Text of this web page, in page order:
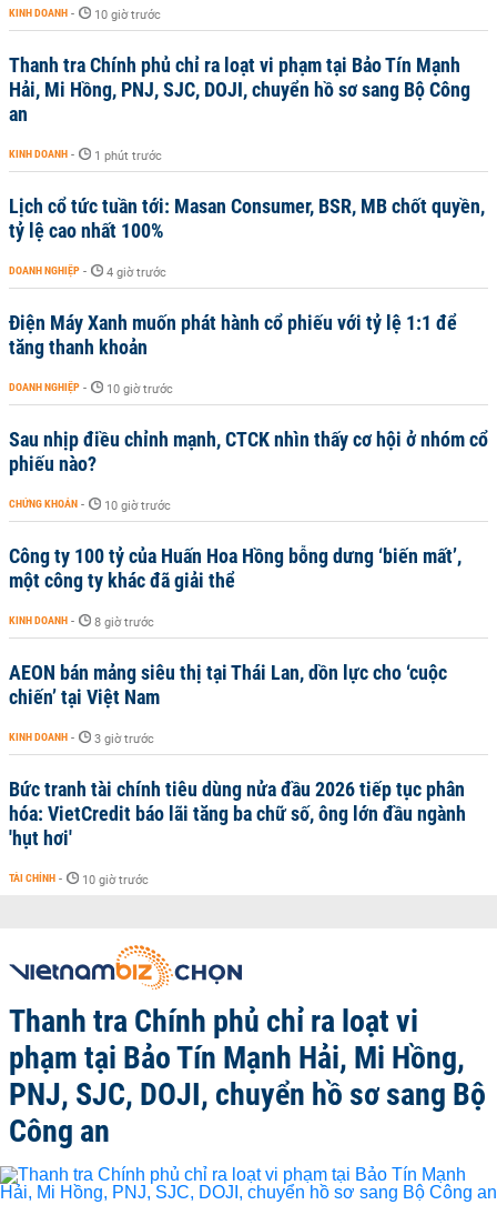
KINH DOANH - 10 giờ trước
Thanh tra Chính phủ chỉ ra loạt vi phạm tại Bảo Tín Mạnh
Hải, Mi Hồng, PNJ, SJC, DOJI, chuyển hồ sơ sang Bộ Công
an
KINH DOANH - 1 phút trước
Lịch cổ tức tuần tới: Masan Consumer, BSR, MB chốt quyền,
tỷ lệ cao nhất 100%
DOANH NGHIỆP - 4 giờ trước
Điện Máy Xanh muốn phát hành cổ phiếu với tỷ lệ 1:1 để
tăng thanh khoản
DOANH NGHIỆP - 10 giờ trước
Sau nhịp điều chỉnh mạnh, CTCK nhìn thấy cơ hội ở nhóm cổ
phiếu nào?
CHỨNG KHOÁN - 10 giờ trước
Công ty 100 tỷ của Huấn Hoa Hồng bỗng dưng ‘biến mất’,
một công ty khác đã giải thể
KINH DOANH - 8 giờ trước
AEON bán mảng siêu thị tại Thái Lan, dồn lực cho ‘cuộc
chiến’ tại Việt Nam
KINH DOANH - 3 giờ trước
Bức tranh tài chính tiêu dùng nửa đầu 2026 tiếp tục phân
hóa: VietCredit báo lãi tăng ba chữ số, ông lớn đầu ngành
'hụt hơi'
TÀI CHÍNH - 10 giờ trước
Thanh tra Chính phủ chỉ ra loạt vi
phạm tại Bảo Tín Mạnh Hải, Mi Hồng,
PNJ, SJC, DOJI, chuyển hồ sơ sang Bộ
Công an